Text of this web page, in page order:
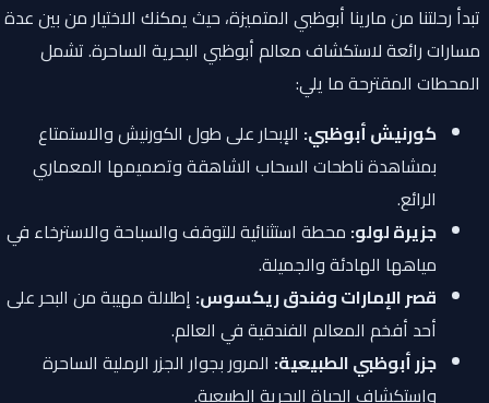
تبدأ رحلتنا من مارينا أبوظبي المتميزة، حيث يمكنك الاختيار من بين عدة
مسارات رائعة لاستكشاف معالم أبوظبي البحرية الساحرة. تشمل
المحطات المقترحة ما يلي:
كورنيش أبوظبي:الإبحار على طول الكورنيش والاستمتاع
بمشاهدة ناطحات السحاب الشاهقة وتصميمها المعماري
الرائع.
جزيرة لولو:محطة استثنائية للتوقف والسباحة والاسترخاء في
مياهها الهادئة والجميلة.
قصر الإمارات وفندق ريكسوس:إطلالة مهيبة من البحر على
أحد أفخم المعالم الفندقية في العالم.
جزر أبوظبي الطبيعية:المرور بجوار الجزر الرملية الساحرة
واستكشاف الحياة البحرية الطبيعية.